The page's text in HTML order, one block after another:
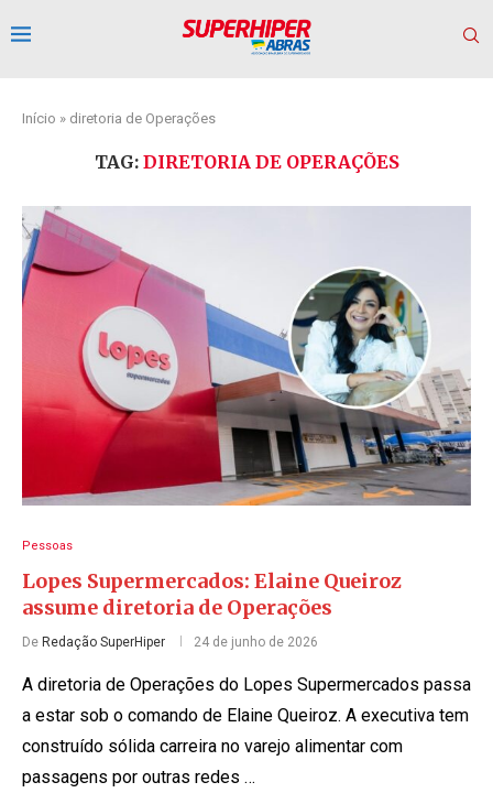
Início » diretoria de Operações
TAG: DIRETORIA DE OPERAÇÕES
Pessoas
Lopes Supermercados: Elaine Queiroz
assume diretoria de Operações
De Redação SuperHiper 24 de junho de 2026
A diretoria de Operações do Lopes Supermercados passa
a estar sob o comando de Elaine Queiroz. A executiva tem
construído sólida carreira no varejo alimentar com
passagens por outras redes …